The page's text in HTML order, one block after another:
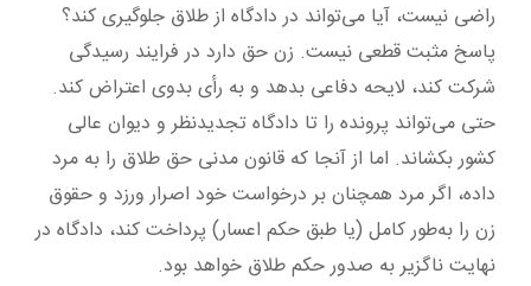
راضی نیست، آیا می‌تواند در دادگاه از طلاق جلوگیری کند؟
پاسخ مثبت قطعی نیست. زن حق دارد در فرایند رسیدگی
شرکت کند، لایحه دفاعی بدهد و به رأی بدوی اعتراض کند.
حتی می‌تواند پرونده را تا دادگاه تجدیدنظر و دیوان عالی
کشور بکشاند. اما از آنجا که قانون مدنی حق طلاق را به مرد
داده، اگر مرد همچنان بر درخواست خود اصرار ورزد و حقوق
زن را به‌طور کامل (یا طبق حکم اعسار) پرداخت کند، دادگاه در
نهایت ناگزیر به صدور حکم طلاق خواهد بود.